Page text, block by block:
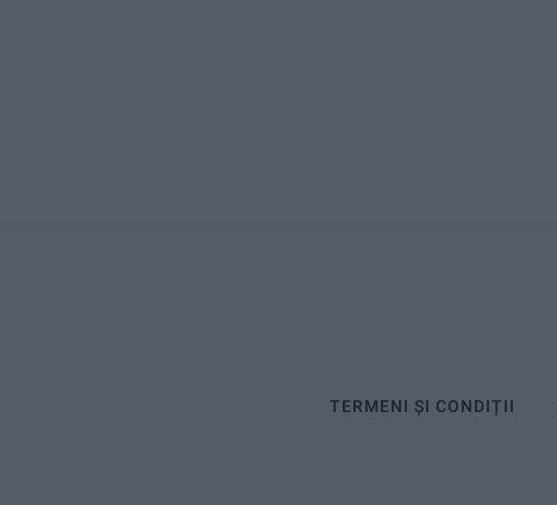
TERMENI ȘI CONDIȚII